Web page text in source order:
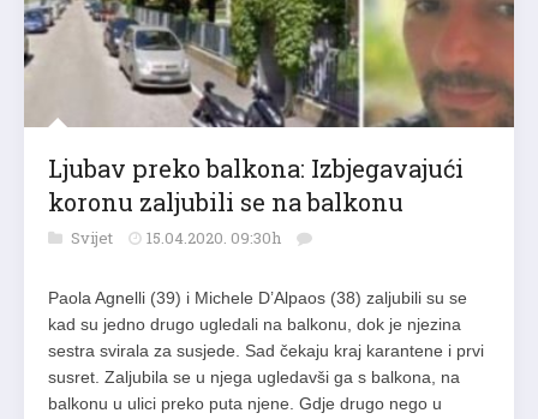
Ljubav preko balkona: Izbjegavajući
koronu zaljubili se na balkonu
Svijet 15.04.2020. 09:30h
Paola Agnelli (39) i Michele D’Alpaos (38) zaljubili su se
kad su jedno drugo ugledali na balkonu, dok je njezina
sestra svirala za susjede. Sad čekaju kraj karantene i prvi
susret. Zaljubila se u njega ugledavši ga s balkona, na
balkonu u ulici preko puta njene. Gdje drugo nego u